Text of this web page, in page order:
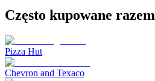
Często kupowane razem
Pizza Hut
Chevron and Texaco